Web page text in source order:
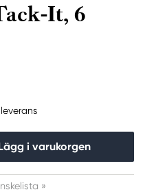
It, 6
i varukorgen
»